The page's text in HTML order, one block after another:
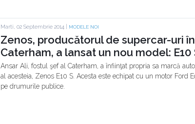
Marti, 02 Septembrie 2014 | MODELE NOI
Zenos, producătorul de supercar-uri
Caterham, a lansat un nou model: E10
Ansar Ali, fostul şef al Caterham, a înfiinţat propria sa marcă
al acesteia, Zenos E10 S. Acesta este echipat cu un motor Ford
pe drumurile publice.